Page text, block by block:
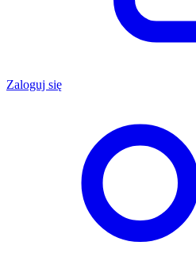
Zaloguj się